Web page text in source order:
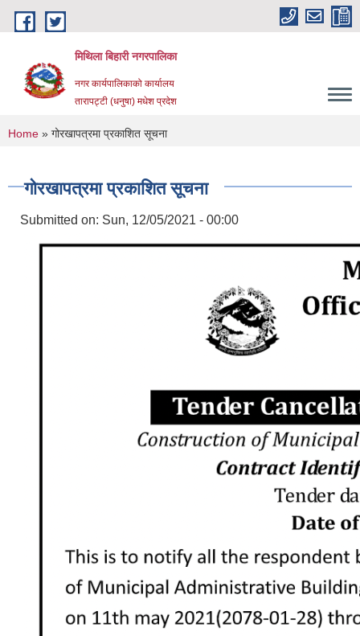
Skip to main content
मिथिला बिहारी नगरपालिका
नगर कार्यपालिकाको कार्यालय
तारापट्टी (धनुषा) मधेश प्रदेश
You are here
Home » गोरखापत्रमा प्रकाशित सूचना
गोरखापत्रमा प्रकाशित सूचना
Submitted on: Sun, 12/05/2021 - 00:00